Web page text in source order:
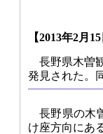
【2013年2月
長野県木曽
発見された。
長野県の木
け座方向にあ